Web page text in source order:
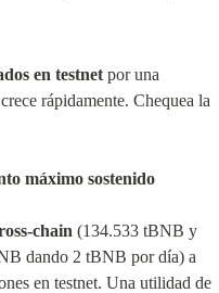
en testnet por una
máximo sostenido
chain (134.533 tBNB y
dando 2 tBNB por día) a
en testnet. Una utilidad de